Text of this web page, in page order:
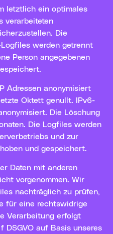
letztlich ein optimales
verarbeiteten
Die
werden getrennt
Person angegebenen
Adressen anonymisiert
Oktett genullt. IPv6-
Die Löschung
Die Logfiles werden
und zur
und gespeichert.
Daten mit anderen
vorgenommen. Wir
nachträglich zu prüfen,
für eine rechtswidrige
Verarbeitung erfolgt
DSGVO auf Basis unseres